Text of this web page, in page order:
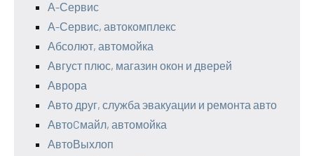
А-Сервис
А-Сервис, автокомплекс
Абсолют, автомойка
Август плюс, магазин окон и дверей
Аврора
Авто друг, служба эвакуации и ремонта авто
АвтоCмайл, автомойка
АвтоВыхлоп